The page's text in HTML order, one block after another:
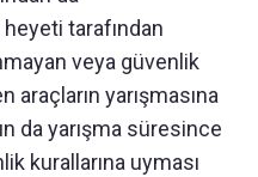
tarafından
veya güvenlik
araçların yarışmasına
da yarışma süresince
kurallarına uyması